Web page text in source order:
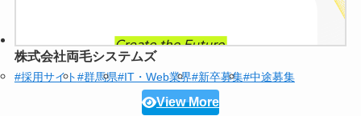
株式会社両毛システムズ
#採用サイト#群馬県#IT・Web業界#新卒募集#中途募集
View More